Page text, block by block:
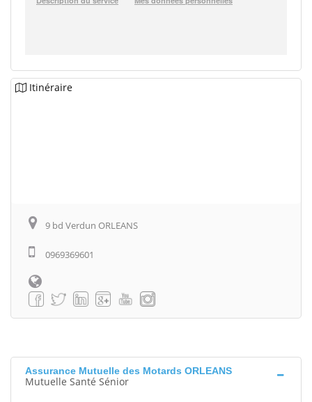
Itinéraire
9 bd Verdun ORLEANS
0969369601
Assurance Mutuelle des Motards ORLEANS
Mutuelle Santé Sénior